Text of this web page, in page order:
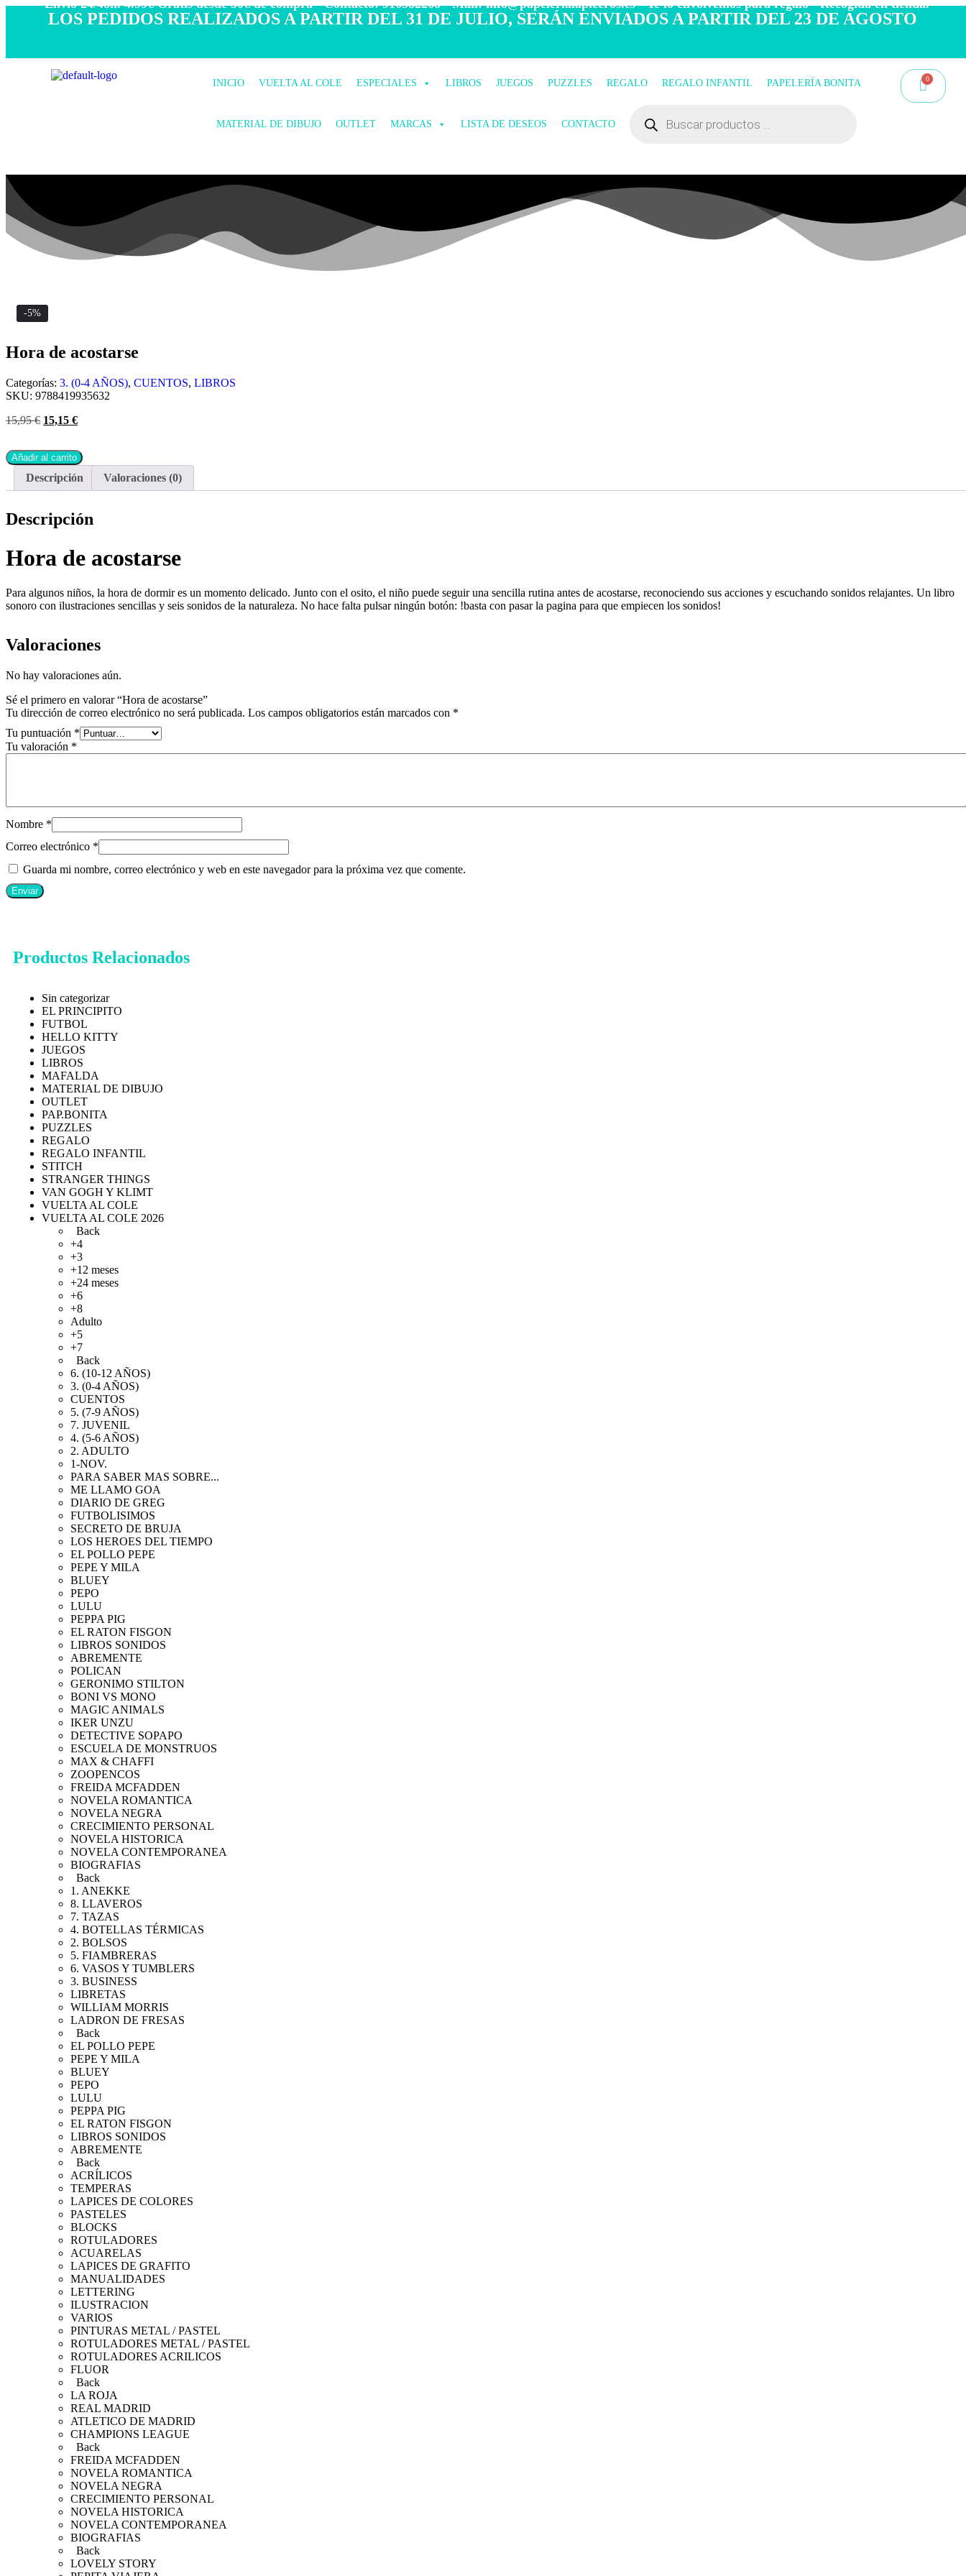
- Envío 24/48h. 4.99€ Gratis desde 50€ de compra - Contacto: 916582268 - Mail: info@papelerialapiceros.es - Te lo envolvemos para regalo - Recogida en tienda.
LOS PEDIDOS REALIZADOS A PARTIR DEL 31 DE JULIO, SERÁN ENVIADOS A PARTIR DEL 23 DE AGOSTO
INICIO VUELTA AL COLE ESPECIALES LIBROS JUEGOS PUZZLES REGALO REGALO INFANTIL PAPELERÍA BONITA
MATERIAL DE DIBUJO OUTLET MARCAS LISTA DE DESEOS CONTACTO
-5%
Hora de acostarse
Categorías: 3. (0-4 AÑOS), CUENTOS, LIBROS
SKU: 9788419935632
15,95€ 15,15 €
Añadir al carrito
Descripción Valoraciones (0)
Descripción
Hora de acostarse
Para algunos niños, la hora de dormir es un momento delicado. Junto con el osito, el niño puede seguir una sencilla rutina antes de acostarse, reconociendo sus acciones y escuchando sonidos relajantes. Un libro
sonoro con ilustraciones sencillas y seis sonidos de la naturaleza. No hace falta pulsar ningún botón: !basta con pasar la pagina para que empiecen los sonidos!
Valoraciones
No hay valoraciones aún.
Sé el primero en valorar “Hora de acostarse”
Tu dirección de correo electrónico no será publicada. Los campos obligatorios están marcados con *
Tu puntuación *
Tu valoración *
Nombre *
Correo electrónico *
Guarda mi nombre, correo electrónico y web en este navegador para la próxima vez que comente.
Productos Relacionados
Sin categorizar
EL PRINCIPITO
FUTBOL
HELLO KITTY
JUEGOS
LIBROS
MAFALDA
MATERIAL DE DIBUJO
OUTLET
PAP.BONITA
PUZZLES
REGALO
REGALO INFANTIL
STITCH
STRANGER THINGS
VAN GOGH Y KLIMT
VUELTA AL COLE
VUELTA AL COLE 2026
Back
+4
+3
+12 meses
+24 meses
+6
+8
Adulto
+5
+7
Back
6. (10-12 AÑOS)
3. (0-4 AÑOS)
CUENTOS
5. (7-9 AÑOS)
7. JUVENIL
4. (5-6 AÑOS)
2. ADULTO
1-NOV.
PARA SABER MAS SOBRE...
ME LLAMO GOA
DIARIO DE GREG
FUTBOLISIMOS
SECRETO DE BRUJA
LOS HEROES DEL TIEMPO
EL POLLO PEPE
PEPE Y MILA
BLUEY
PEPO
LULU
PEPPA PIG
EL RATON FISGON
LIBROS SONIDOS
ABREMENTE
POLICAN
GERONIMO STILTON
BONI VS MONO
MAGIC ANIMALS
IKER UNZU
DETECTIVE SOPAPO
ESCUELA DE MONSTRUOS
MAX & CHAFFI
ZOOPENCOS
FREIDA MCFADDEN
NOVELA ROMANTICA
NOVELA NEGRA
CRECIMIENTO PERSONAL
NOVELA HISTORICA
NOVELA CONTEMPORANEA
BIOGRAFIAS
Back
1. ANEKKE
8. LLAVEROS
7. TAZAS
4. BOTELLAS TÉRMICAS
2. BOLSOS
5. FIAMBRERAS
6. VASOS Y TUMBLERS
3. BUSINESS
LIBRETAS
WILLIAM MORRIS
LADRON DE FRESAS
Back
EL POLLO PEPE
PEPE Y MILA
BLUEY
PEPO
LULU
PEPPA PIG
EL RATON FISGON
LIBROS SONIDOS
ABREMENTE
Back
ACRÍLICOS
TEMPERAS
LAPICES DE COLORES
PASTELES
BLOCKS
ROTULADORES
ACUARELAS
LAPICES DE GRAFITO
MANUALIDADES
LETTERING
ILUSTRACION
VARIOS
PINTURAS METAL / PASTEL
ROTULADORES METAL / PASTEL
ROTULADORES ACRILICOS
FLUOR
Back
LA ROJA
REAL MADRID
ATLETICO DE MADRID
CHAMPIONS LEAGUE
Back
FREIDA MCFADDEN
NOVELA ROMANTICA
NOVELA NEGRA
CRECIMIENTO PERSONAL
NOVELA HISTORICA
NOVELA CONTEMPORANEA
BIOGRAFIAS
Back
LOVELY STORY